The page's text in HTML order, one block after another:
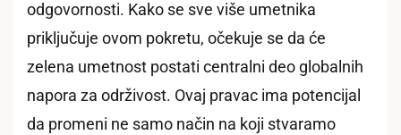
odgovornosti. Kako se sve više umetnika
priključuje ovom pokretu, očekuje se da će
zelena umetnost postati centralni deo globalnih
napora za održivost. Ovaj pravac ima potencijal
da promeni ne samo način na koji stvaramo